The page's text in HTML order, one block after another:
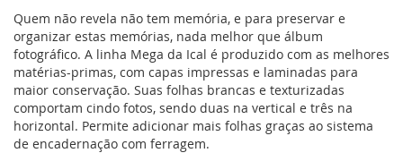
Quem não revela não tem memória, e para preservar e
organizar estas memórias, nada melhor que álbum
fotográfico. A linha Mega da Ical é produzido com as melhores
matérias-primas, com capas impressas e laminadas para
maior conservação. Suas folhas brancas e texturizadas
comportam cindo fotos, sendo duas na vertical e três na
horizontal. Permite adicionar mais folhas graças ao sistema
de encadernação com ferragem.